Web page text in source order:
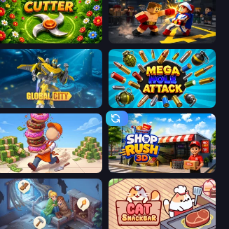
Grass Cutter Fight Club Simulator
Global City Mega Hole Attack
Donut Place Shop Rush 3D